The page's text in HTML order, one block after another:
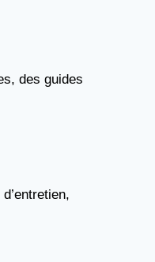
des guides